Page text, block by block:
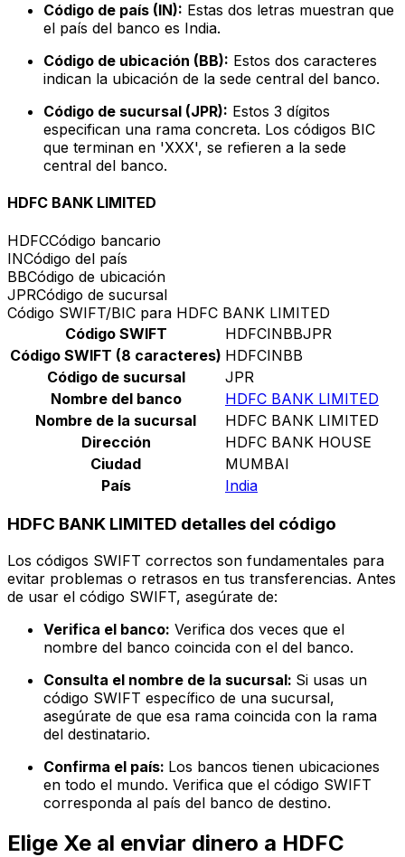
Código de país (IN): Estas dos letras muestran que
el país del banco es India.
Código de ubicación (BB): Estos dos caracteres
indican la ubicación de la sede central del banco.
Código de sucursal (JPR): Estos 3 dígitos
especifican una rama concreta. Los códigos BIC
que terminan en 'XXX', se refieren a la sede
central del banco.
HDFC BANK LIMITED
HDFCCódigo bancario
INCódigo del país
BBCódigo de ubicación
JPRCódigo de sucursal
Código SWIFT/BIC para HDFC BANK LIMITED
Código SWIFT
HDFCINBBJPR
Código SWIFT (8 caracteres) HDFCINBB
Código de sucursal
JPR
Nombre del banco
HDFC BANK LIMITED
Nombre de la sucursal
HDFC BANK LIMITED
Dirección
HDFC BANK HOUSE
Ciudad
MUMBAI
País
India
HDFC BANK LIMITED detalles del código
Los códigos SWIFT correctos son fundamentales para
evitar problemas o retrasos en tus transferencias. Antes
de usar el código SWIFT, asegúrate de:
Verifica el banco: Verifica dos veces que el
nombre del banco coincida con el del banco.
Consulta el nombre de la sucursal: Si usas un
código SWIFT específico de una sucursal,
asegúrate de que esa rama coincida con la rama
del destinatario.
Confirma el país: Los bancos tienen ubicaciones
en todo el mundo. Verifica que el código SWIFT
corresponda al país del banco de destino.
Elige Xe al enviar dinero a HDFC